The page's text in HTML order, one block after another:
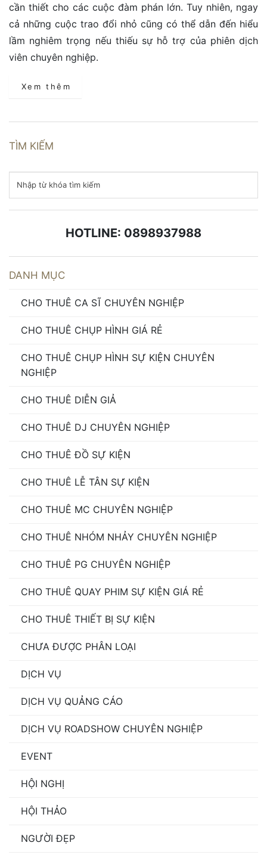
cần thiết cho các cuộc đàm phán lớn. Tuy nhiên, ngay
cả những cuộc trao đổi nhỏ cũng có thể dẫn đến hiểu
lầm nghiêm trọng nếu thiếu sự hỗ trợ của phiên dịch
viên chuyên nghiệp.
Xem thêm
TÌM KIẾM
HOTLINE: 0898937988
DANH MỤC
CHO THUÊ CA SĨ CHUYÊN NGHIỆP
CHO THUÊ CHỤP HÌNH GIÁ RẺ
CHO THUÊ CHỤP HÌNH SỰ KIỆN CHUYÊN
NGHIỆP
CHO THUÊ DIỄN GIẢ
CHO THUÊ DJ CHUYÊN NGHIỆP
CHO THUÊ ĐỒ SỰ KIỆN
CHO THUÊ LỄ TÂN SỰ KIỆN
CHO THUÊ MC CHUYÊN NGHIỆP
CHO THUÊ NHÓM NHẢY CHUYÊN NGHIỆP
CHO THUÊ PG CHUYÊN NGHIỆP
CHO THUÊ QUAY PHIM SỰ KIỆN GIÁ RẺ
CHO THUÊ THIẾT BỊ SỰ KIỆN
CHƯA ĐƯỢC PHÂN LOẠI
DỊCH VỤ
DỊCH VỤ QUẢNG CÁO
DỊCH VỤ ROADSHOW CHUYÊN NGHIỆP
EVENT
HỘI NGHỊ
HỘI THẢO
NGƯỜI ĐẸP